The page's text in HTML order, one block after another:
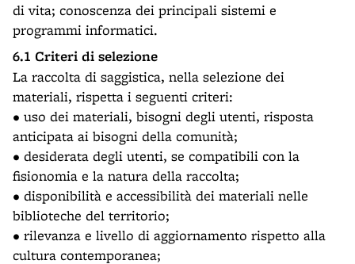
di vita; conoscenza dei principali sistemi e
programmi informatici.
6.1 Criteri di selezione
La raccolta di saggistica, nella selezione dei
materiali, rispetta i seguenti criteri:
• uso dei materiali, bisogni degli utenti, risposta
anticipata ai bisogni della comunità;
• desiderata degli utenti, se compatibili con la
fisionomia e la natura della raccolta;
• disponibilità e accessibilità dei materiali nelle
biblioteche del territorio;
• rilevanza e livello di aggiornamento rispetto alla
cultura contemporanea;